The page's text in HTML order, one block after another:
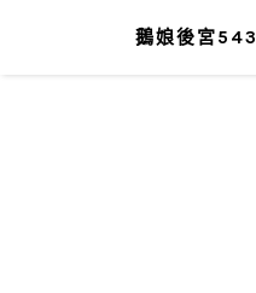
鵝娘後宮543